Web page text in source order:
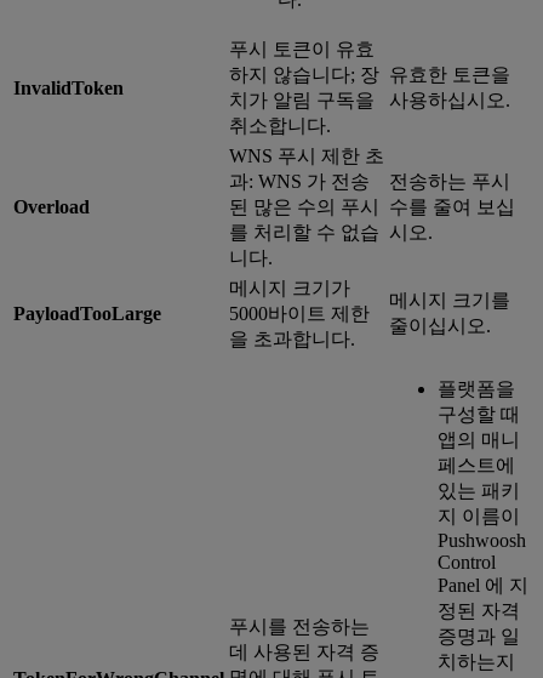
InvalidToken
푸시 토큰이 유효
하지 않습니다; 장
치가 알림 구독을
취소합니다.
유효한 토큰을
사용하십시오.
Overload
WNS 푸시 제한 초
과: WNS 가 전송
된 많은 수의 푸시
를 처리할 수 없습
니다.
전송하는 푸시
수를 줄여 보십
시오.
PayloadTooLarge
메시지 크기가
5000바이트 제한
을 초과합니다.
메시지 크기를
줄이십시오.
푸시를 전송하는
데 사용된 자격 증
플랫폼을
구성할 때
앱의 매니
페스트에
있는 패키
지 이름이
Pushwoosh
Control
Panel 에 지
정된 자격
증명과 일
치하는지